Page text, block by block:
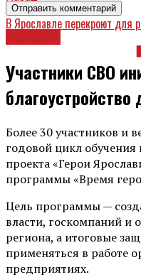
В Ярославле перекроют для
Участники СВО
Более 30 участников и
годовой цикл обучения
проекта «Герои
программы «Время
Цель программы —
власти, госкомпаний и
региона, а итоговые
применяться в работе
предприятиях.